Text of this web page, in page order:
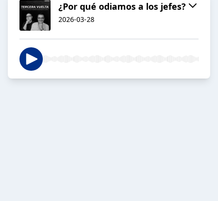
¿Por qué odiamos a los jefes?
2026-03-28